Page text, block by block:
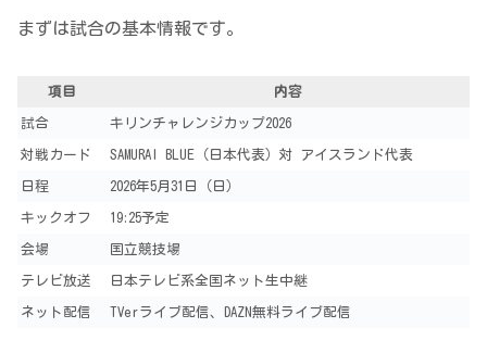
まずは試合の基本情報です。
項目 内容
試合 キリンチャレンジカップ2026
対戦カード SAMURAI BLUE（日本代表）対 アイスランド代表
日程 2026年5月31日（日）
キックオフ 19:25予定
会場 国立競技場
テレビ放送 日本テレビ系全国ネット生中継
ネット配信 TVerライブ配信、DAZN無料ライブ配信